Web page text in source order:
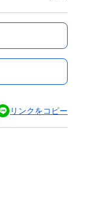
リンクをコピー